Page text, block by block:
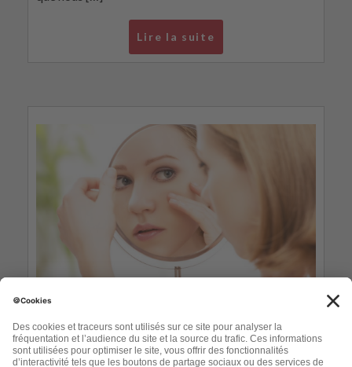
Lire la suite
Astuces Beauté
4 astuces pour un maquillage naturel, original